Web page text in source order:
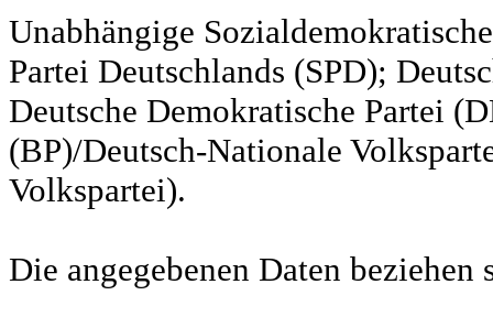
Unabhängige
Partei Deutschlands (SPD);
Deutsche Demokratische Partei
(BP)/Deutsch-Nationale
Volkspartei).
Die angegebenen Daten